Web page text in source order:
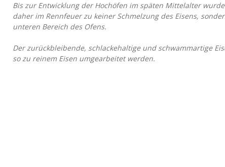
Bis zur Entwicklung der Hochöfen im späten Mittelalter
daher im Rennfeuer zu keiner Schmelzung des Eisens,
unteren Bereich des Ofens.
Der zurückbleibende, schlackehaltige und schwammartige
so zu reinem Eisen umgearbeitet werden.